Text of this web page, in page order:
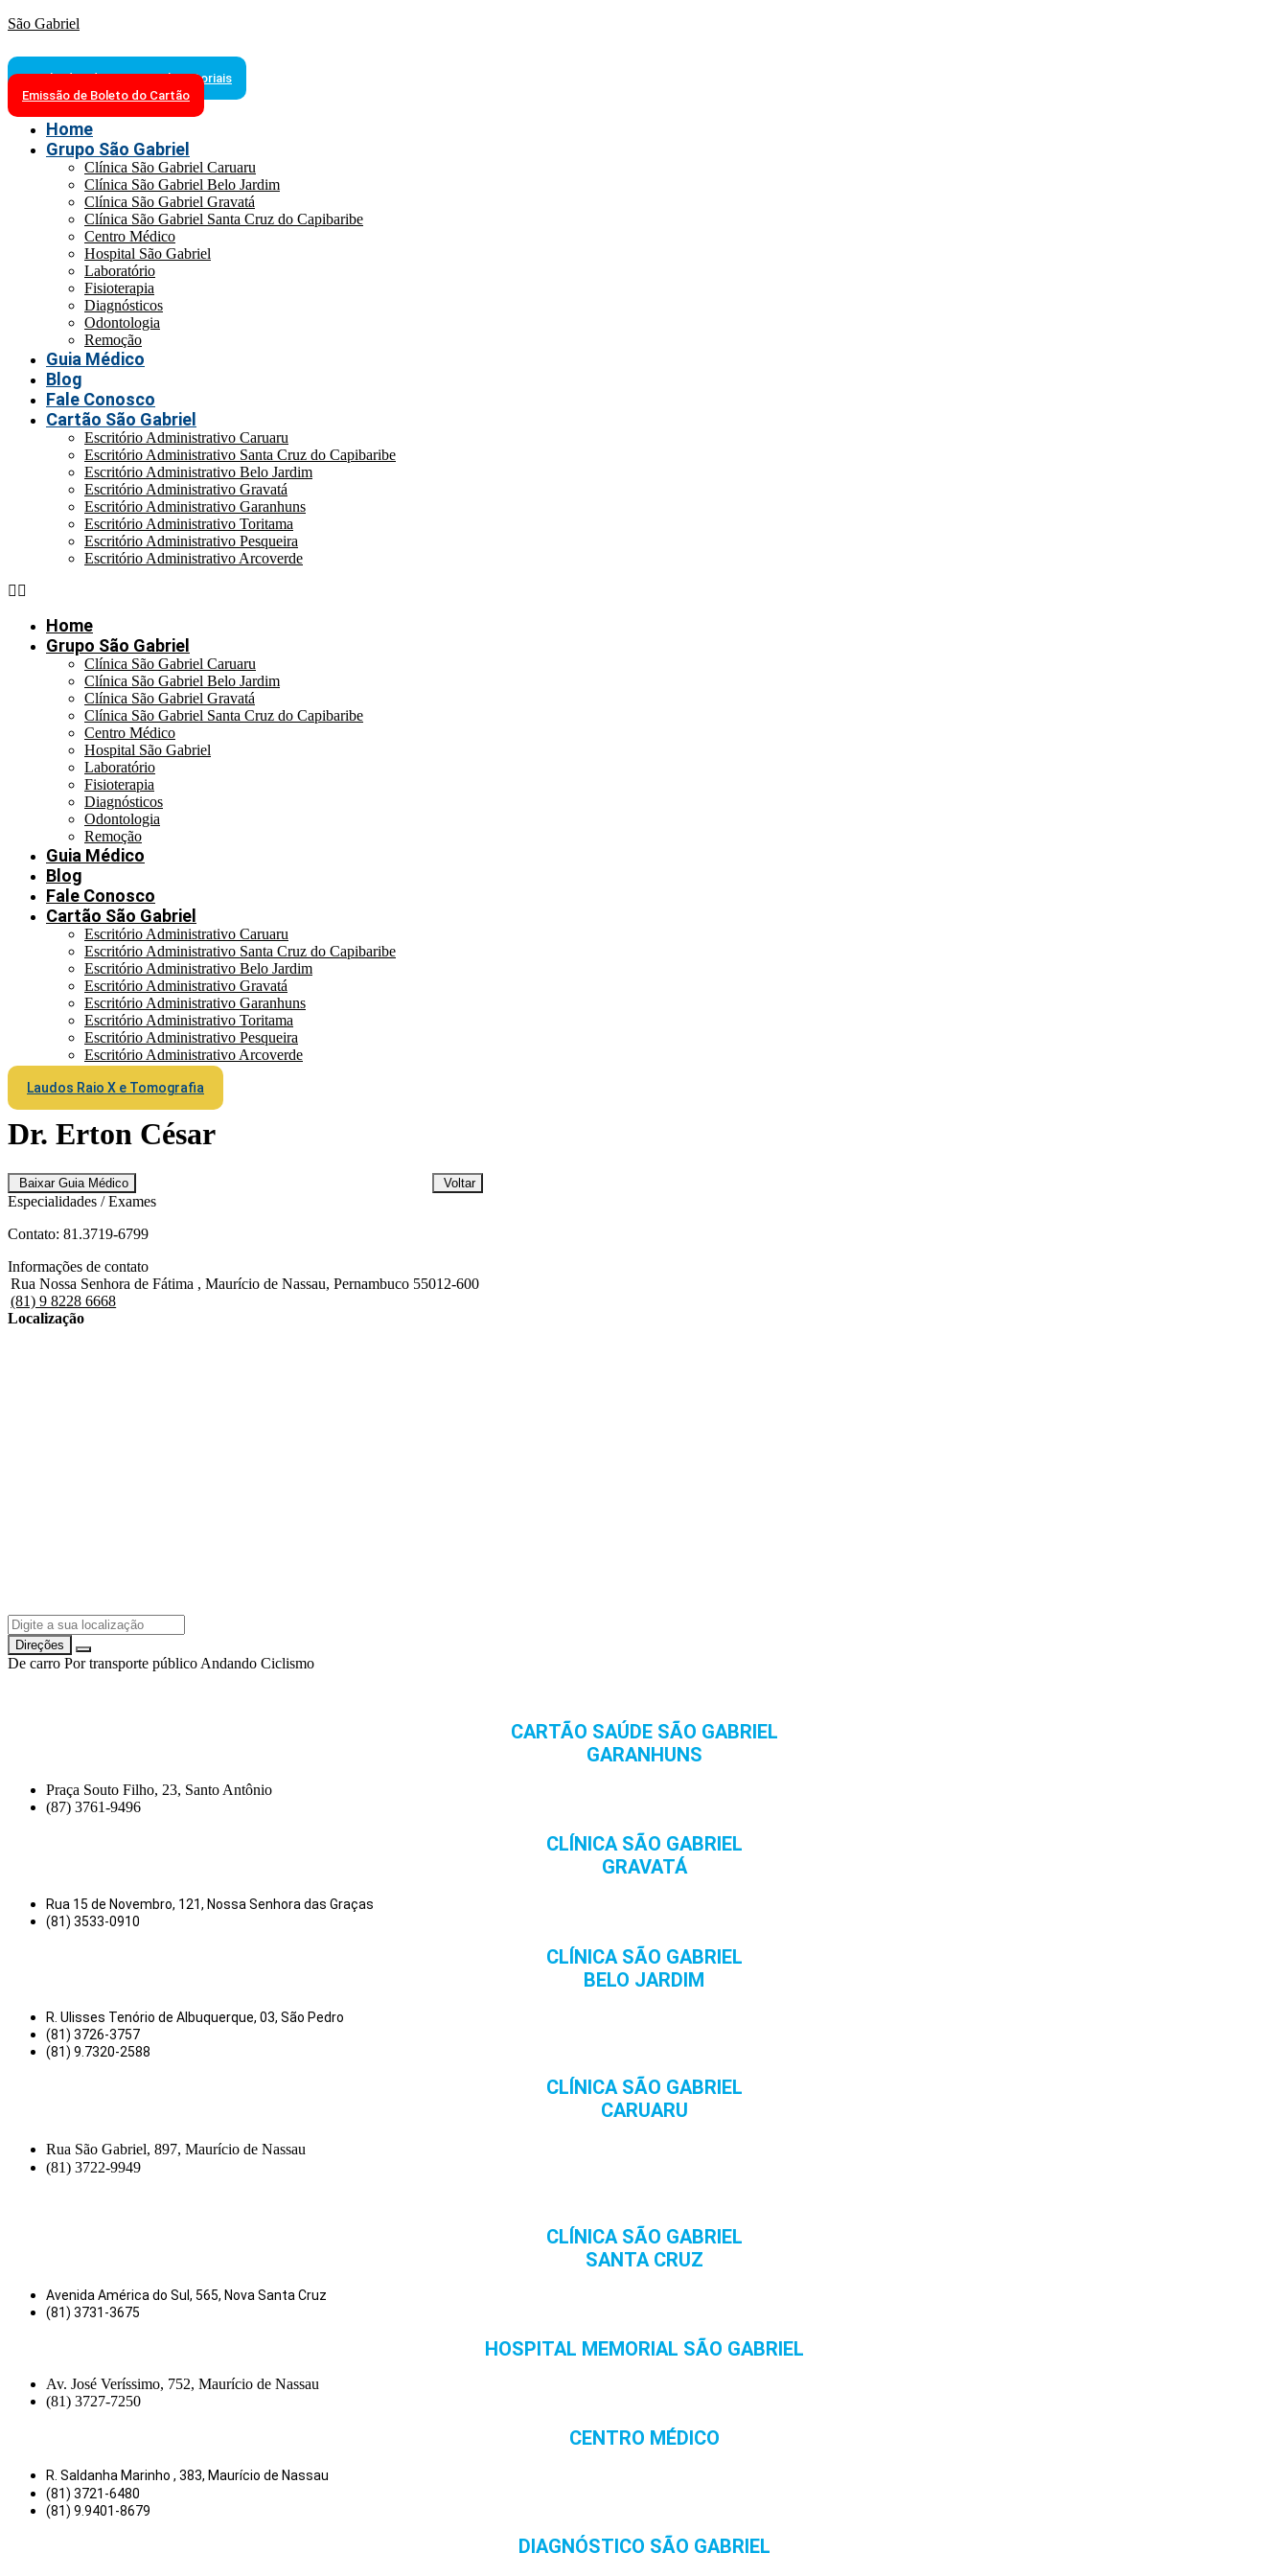
São Gabriel
Resultados de Exames Laboratoriais
Emissão de Boleto do Cartão
Home
Grupo São Gabriel
Clínica São Gabriel Caruaru
Clínica São Gabriel Belo Jardim
Clínica São Gabriel Gravatá
Clínica São Gabriel Santa Cruz do Capibaribe
Centro Médico
Hospital São Gabriel
Laboratório
Fisioterapia
Diagnósticos
Odontologia
Remoção
Guia Médico
Blog
Fale Conosco
Cartão São Gabriel
Escritório Administrativo Caruaru
Escritório Administrativo Santa Cruz do Capibaribe
Escritório Administrativo Belo Jardim
Escritório Administrativo Gravatá
Escritório Administrativo Garanhuns
Escritório Administrativo Toritama
Escritório Administrativo Pesqueira
Escritório Administrativo Arcoverde
Home
Grupo São Gabriel
Clínica São Gabriel Caruaru
Clínica São Gabriel Belo Jardim
Clínica São Gabriel Gravatá
Clínica São Gabriel Santa Cruz do Capibaribe
Centro Médico
Hospital São Gabriel
Laboratório
Fisioterapia
Diagnósticos
Odontologia
Remoção
Guia Médico
Blog
Fale Conosco
Cartão São Gabriel
Escritório Administrativo Caruaru
Escritório Administrativo Santa Cruz do Capibaribe
Escritório Administrativo Belo Jardim
Escritório Administrativo Gravatá
Escritório Administrativo Garanhuns
Escritório Administrativo Toritama
Escritório Administrativo Pesqueira
Escritório Administrativo Arcoverde
Laudos Raio X e Tomografia
Dr. Erton César
Baixar Guia Médico Voltar
Especialidades / Exames
Contato: 81.3719-6799
Informações de contato
Rua Nossa Senhora de Fátima , Maurício de Nassau, Pernambuco 55012-600
(81) 9 8228 6668
Localização
Direções
De carro Por transporte público Andando Ciclismo
CARTÃO SAÚDE SÃO GABRIEL
GARANHUNS
Praça Souto Filho, 23, Santo Antônio
(87) 3761-9496
CLÍNICA SÃO GABRIEL
GRAVATÁ
Rua 15 de Novembro, 121, Nossa Senhora das Graças
(81) 3533-0910
CLÍNICA SÃO GABRIEL
BELO JARDIM
R. Ulisses Tenório de Albuquerque, 03, São Pedro
(81) 3726-3757
(81) 9.7320-2588
CLÍNICA SÃO GABRIEL
CARUARU
Rua São Gabriel, 897, Maurício de Nassau
(81) 3722-9949
CLÍNICA SÃO GABRIEL
SANTA CRUZ
Avenida América do Sul, 565, Nova Santa Cruz
(81) 3731-3675
HOSPITAL MEMORIAL SÃO GABRIEL
Av. José Veríssimo, 752, Maurício de Nassau
(81) 3727-7250
CENTRO MÉDICO
R. Saldanha Marinho , 383, Maurício de Nassau
(81) 3721-6480
(81) 9.9401-8679
DIAGNÓSTICO SÃO GABRIEL